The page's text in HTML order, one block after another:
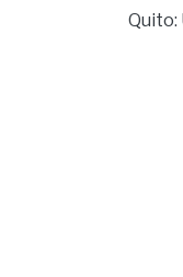
Quito: